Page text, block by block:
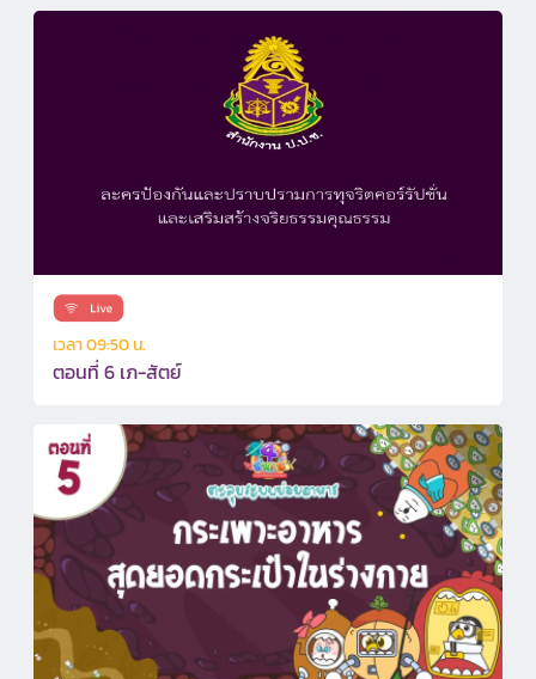
เวลา 09:50 น.
ตอนที่ 6 เภ-สัตย์